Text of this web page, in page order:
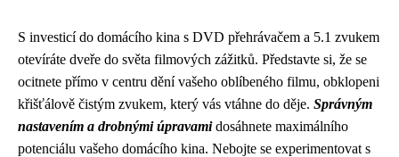
S investicí do domácího kina s DVD přehrávačem a 5.1 zvukem
otevíráte dveře do světa filmových zážitků. Představte si, že se
ocitnete přímo v centru dění vašeho oblíbeného filmu, obklopeni
křišťálově čistým zvukem, který vás vtáhne do děje. Správným
nastavením a drobnými úpravamidosáhnete maximálního
potenciálu vašeho domácího kina. Nebojte se experimentovat s